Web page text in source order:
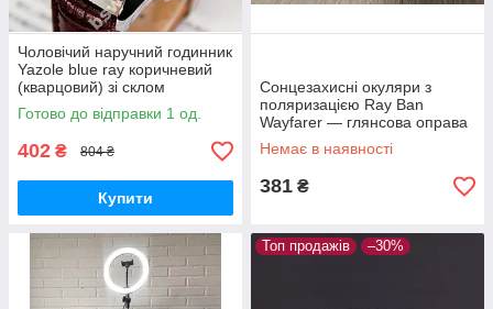
Чоловічий наручний годинник
Yazole blue ray коричневий
(кварцовий) зі склом
блакитний промінь,
класичний годинник
Готово до відправки 1 од.
402 ₴ 804 ₴
Купити
Сонцезахисні окуляри з
поляризацією Ray Ban
Wayfarer — глянсова оправа
Немає в наявності
381 ₴
Топ продажів –30%